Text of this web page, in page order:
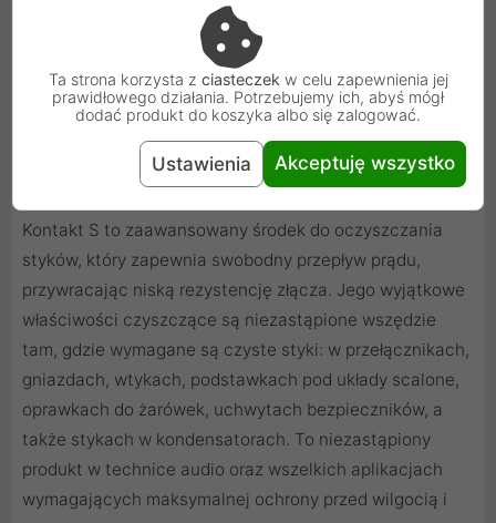
tlenków i siarczków. Ten produkt chroni również przed
korozją. Rozpuszczone tlenki i siarczki zalecamy
spłukiwać Kontaktem U.
Dlaczego Kontakt S?
Kontakt S to zaawansowany środek do oczyszczania
styków, który zapewnia swobodny przepływ prądu,
przywracając niską rezystencję złącza. Jego wyjątkowe
właściwości czyszczące są niezastąpione wszędzie
tam, gdzie wymagane są czyste styki: w przełącznikach,
gniazdach, wtykach, podstawkach pod układy scalone,
oprawkach do żarówek, uchwytach bezpieczników, a
także stykach w kondensatorach. To niezastąpiony
produkt w technice audio oraz wszelkich aplikacjach
wymagających maksymalnej ochrony przed wilgocią i
Ta strona korzysta z ciasteczek w celu zapewnienia jej
prawidłowego działania. Potrzebujemy ich, abyś mógł
dodać produkt do koszyka albo się zalogować.
Ustawienia Akceptuję wszystko